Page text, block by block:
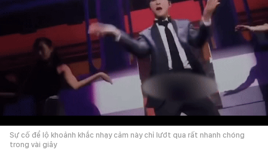
Sự cố để lộ khoảnh khắc nhạy cảm này chỉ lướt qua rất nhanh chóng
trong vài giây